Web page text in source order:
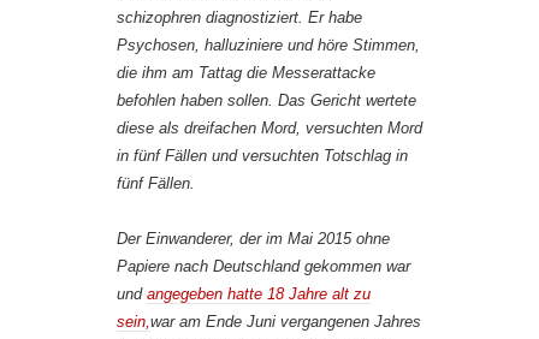
schizophren diagnostiziert. Er habe
Psychosen, halluziniere und höre Stimmen,
die ihm am Tattag die Messerattacke
befohlen haben sollen. Das Gericht wertete
diese als dreifachen Mord, versuchten Mord
in fünf Fällen und versuchten Totschlag in
fünf Fällen.
Der Einwanderer, der im Mai 2015 ohne
Papiere nach Deutschland gekommen war
und angegeben hatte 18 Jahre alt zu
sein, war am Ende Juni vergangenen Jahres